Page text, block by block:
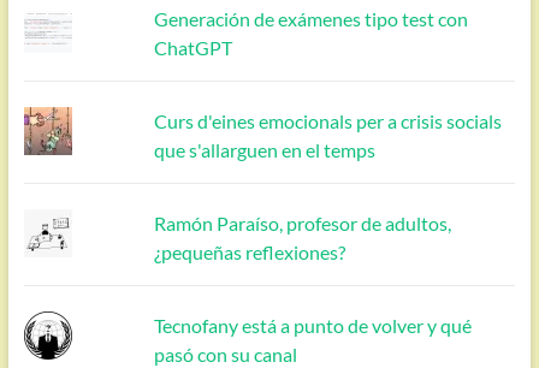
Generación de exámenes tipo test con
ChatGPT
Curs d'eines emocionals per a crisis socials
que s'allarguen en el temps
Ramón Paraíso, profesor de adultos,
¿pequeñas reflexiones?
Tecnofany está a punto de volver y qué
pasó con su canal